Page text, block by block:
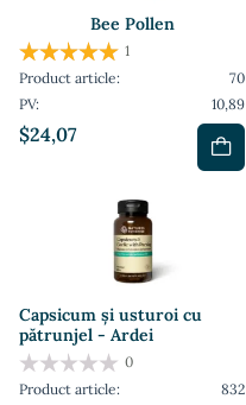
Bee Pollen
$24,07
1
Product article:
70
PV:
10,89
Capsicum și usturoi cu
pătrunjel - Ardei
0
Product article:
832